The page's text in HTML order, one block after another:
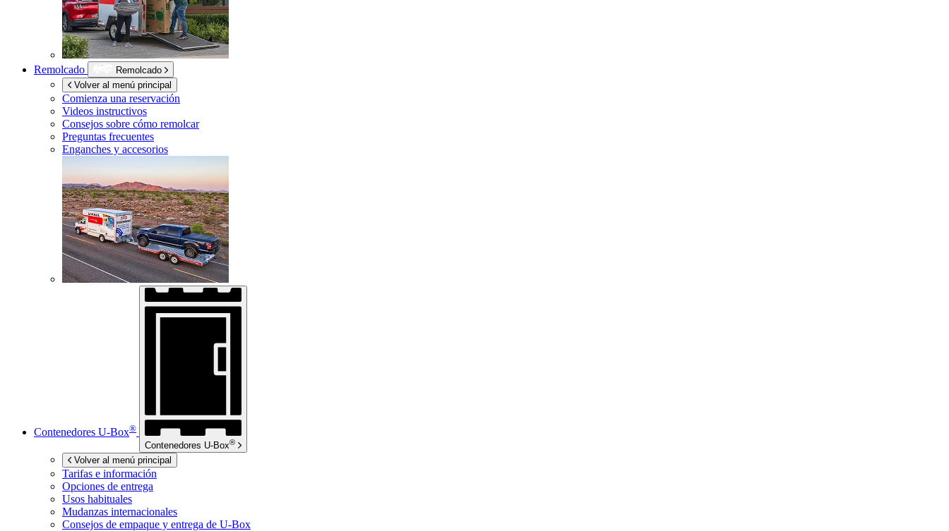
Remolcado
Remolcado
Volver al menú principal
Comienza una reservación
Videos instructivos
Consejos sobre cómo remolcar
Preguntas frecuentes
Enganches y accesorios
Contenedores U-Box®
Contenedores U-Box®
Volver al menú principal
Tarifas e información
Opciones de entrega
Usos habituales
Mudanzas internacionales
Consejos de empaque y entrega de U-Box